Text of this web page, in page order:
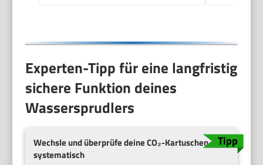
Experten-Tipp für eine langfristig
sichere Funktion deines
Wassersprudlers
Wechsle und überprüfe deine CO₂-Kartuschen
systematisch